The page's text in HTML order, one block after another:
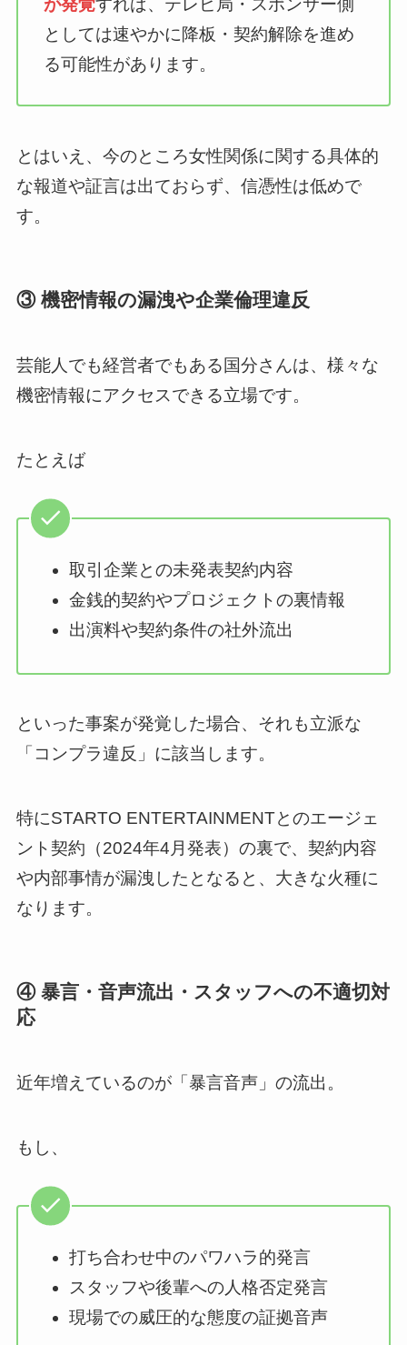
が発覚すれば、テレビ局・スポンサー側
としては速やかに降板・契約解除を進め
る可能性があります。
とはいえ、今のところ女性関係に関する具体的
な報道や証言は出ておらず、信憑性は低めで
す。
③ 機密情報の漏洩や企業倫理違反
芸能人でも経営者でもある国分さんは、様々な
機密情報にアクセスできる立場です。
たとえば
取引企業との未発表契約内容
金銭的契約やプロジェクトの裏情報
出演料や契約条件の社外流出
といった事案が発覚した場合、それも立派な
「コンプラ違反」に該当します。
特にSTARTO ENTERTAINMENTとのエージェ
ント契約（2024年4月発表）の裏で、契約内容
や内部事情が漏洩したとなると、大きな火種に
なります。
④ 暴言・音声流出・スタッフへの不適切対
応
近年増えているのが「暴言音声」の流出。
もし、
打ち合わせ中のパワハラ的発言
スタッフや後輩への人格否定発言
現場での威圧的な態度の証拠音声